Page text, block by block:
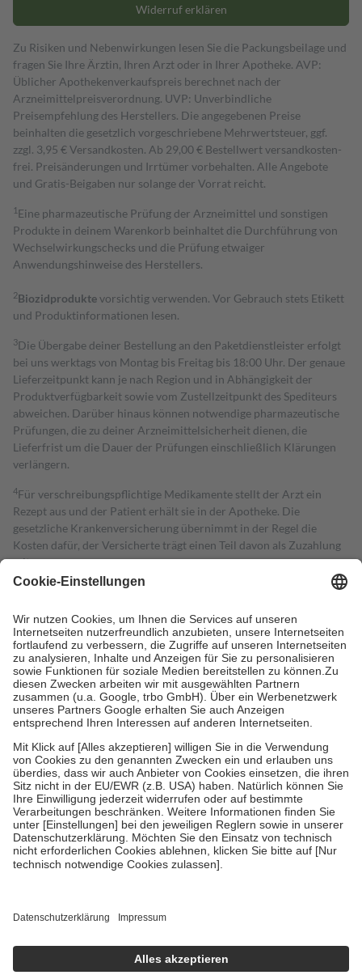
Widerruf erklären
Zu Risiken und Nebenwirkungen lesen Sie die Packungsbeilage und
fragen Sie Ihre Ärztin, Ihren Arzt oder in Ihrer Apotheke. AVP:
Üblicher Apothekenverkaufspreis berechnet nach der
Arzneimittelpreisverordnung. UVP: Unverbindliche
Preisempfehlung des Herstellers. Die angegebenen Preise
beinhalten die gesetzlich vorgeschriebene Mehrwertsteuer, ggf.
zzgl. 3,95 € Versandkosten. Ab 29,00 € Bestell­wert versand­kosten­
frei. Preisänderungen und Irrtümer vorbehalten. Alle Angebote
und Gratis-Beigaben nur solange der Vorrat reicht.
1 Eine pharmazeutische Prüfung der Arzneimittel und sonstigen
Produkte in deinem Warenkorb beinhaltet die Durchführung von
Wechselwirkungschecks und die Prüfung etwaiger
Anwendungshinweise des Herstellers.
2Biozidproduktevorsichtig verwenden. Vor Gebrauch stets Etikett
und Produktinformationen lesen.
3Die Übergabe deiner Bestellung an den Paketdienstleister erfolgt
bei uns werktags von Montag bis Freitag bis 18:00 Uhr. Der genaue
Lieferzeitpunkt kann je nach Region und in Abhängigkeit der
Produktverfügbarkeit sowie vom Zustellzeitpunkt des Spediteurs
abweichen. Darüber hinaus können notwendige pharmazeutische
Prüfungen, die zu deiner Arzneimittelsicherheit dienen, die
Lieferfrist um die Dauer der Prüfungen einschließlich Klärungen
verlängern.
4Für verschreibungspflichtige Medikamente stellt der Arzt ein
Rezept aus und der Patient erhält sie in der Apotheke. Die
gesetzliche Krankenversicherung übernimmt in der Regel die
Kosten dafür, der Versicherte trägt einen Teil davon als Zuzahlung
mit.
Grundsätzlich leisten Mitglieder Zuzahlungen in Höhe von zehn
höchstens zehn Euro.
Es sind jedoch nie mehr als die tatsächlichen
Kosten der Leistung zu entrichten.
Diese Regeln gelten grundsätzlich auch für Online-Apotheken.
Bei Heilmitteln und häuslicher Krankenpflege beträgt die
Zuzahlung zehn Prozent der Kosten sowie zehn Euro je
Verordnung.
Um das Engagement der Versicherten für ihre eigene Gesundheit zu
stärken und die besondere Stellung der Familie zu unterstützen,
fallenkeine Zuzahlungenan bei:
• Kindern und Jugendlichen bis zum vollendeten 18. Lebensjahr
mit Ausnahme der Fahrkosten
• Untersuchungen zur Vorsorge und Früherkennung, die von der
GKV getragen werden
• empfohlenen Schutzimpfungen
• Harn- und Blutteststreifen
getroffen, um sicherzustellen, dass es sich um echte Bewertungen
https://help.etrusted.com/hc/de/articles/4419944605341